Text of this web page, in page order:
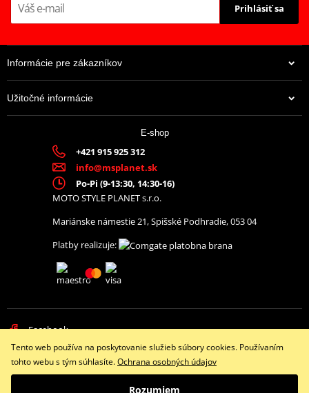
Prihlásiť sa
Informácie pre zákazníkov
Užitočné informácie
E-shop
+421 915 925 312
info@msplanet.sk
Po-Pi (9-13:30, 14:30-16)
MOTO STYLE PLANET s.r.o.
Mariánske námestie 21, Spišské Podhradie, 053 04
Platby realizuje:
Facebook
Copyright © 2026 www.namotorku.sk
Tento web používa na poskytovanie služieb súbory cookies. Používaním
tohto webu s tým súhlasíte.Ochrana osobných údajov
Rozumiem